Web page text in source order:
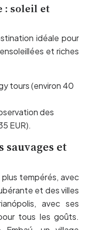
: soleil et
idéale pour
et riches
tours (environ 40
des
EUR).
sauvages et
tempérés, avec
et des villes
avec ses
tous les goûts.